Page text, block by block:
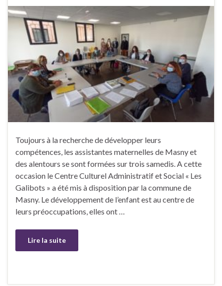
Toujours à la recherche de développer leurs
compétences, les assistantes maternelles de Masny et
des alentours se sont formées sur trois samedis. A cette
occasion le Centre Culturel Administratif et Social « Les
Galibots » a été mis à disposition par la commune de
Masny. Le développement de l’enfant est au centre de
leurs préoccupations, elles ont …
Lire la suite